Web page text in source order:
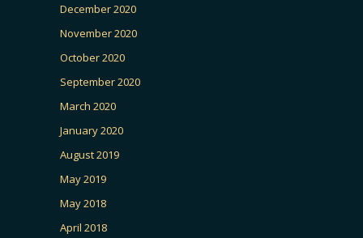
December 2020
November 2020
October 2020
September 2020
March 2020
January 2020
August 2019
May 2019
May 2018
April 2018